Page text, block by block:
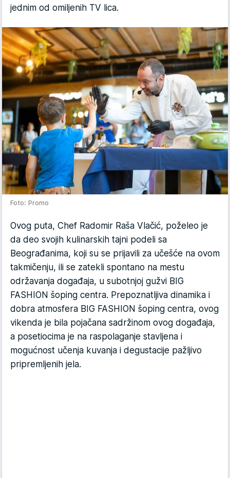
jednim od omiljenih TV lica.
Foto: Promo
Ovog puta, Chef Radomir Raša Vlačić, poželeo je
da deo svojih kulinarskih tajni podeli sa
Beograđanima, koji su se prijavili za učešće na ovom
takmičenju, ili se zatekli spontano na mestu
održavanja događaja, u subotnjoj gužvi BIG
FASHION šoping centra. Prepoznatljiva dinamika i
dobra atmosfera BIG FASHION šoping centra, ovog
vikenda je bila pojačana sadržinom ovog događaja,
a posetiocima je na raspolaganje stavljena i
mogućnost učenja kuvanja i degustacije pažljivo
pripremljenih jela.